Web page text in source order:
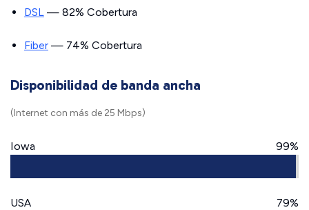
DSL — 82% Cobertura
Fiber — 74% Cobertura
Disponibilidad de banda ancha
(Internet con más de 25 Mbps)
Iowa 99%
USA 79%